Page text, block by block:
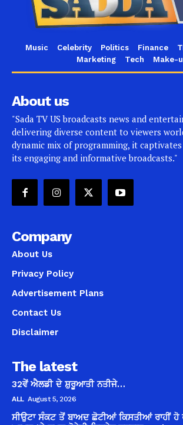
Music Celebrity Politics Finance
Marketing
Tech Make-
About us
"Sada TV US broadcasts news and
delivering diverse content to viewers
dynamic mix of programming, it
its engaging and informative broadcasts."
Company
About Us
Privacy Policy
Advertisement Plans
Contact Us
Disclaimer
The latest
32ਵੇਂ ਐਲਡੀ ਦੇ ਸ਼ੁਰੂਆਤੀ ਨਤੀਜੇ…
ALL August 5, 2026
ਸੀਉਟਾ ਸੰਕਟ ਤੋਂ ਬਾਅਦ ਛੋਟੀਆਂ ਕਿਸਤੀਆਂ ਰਾਹੀਂ ਹੋ